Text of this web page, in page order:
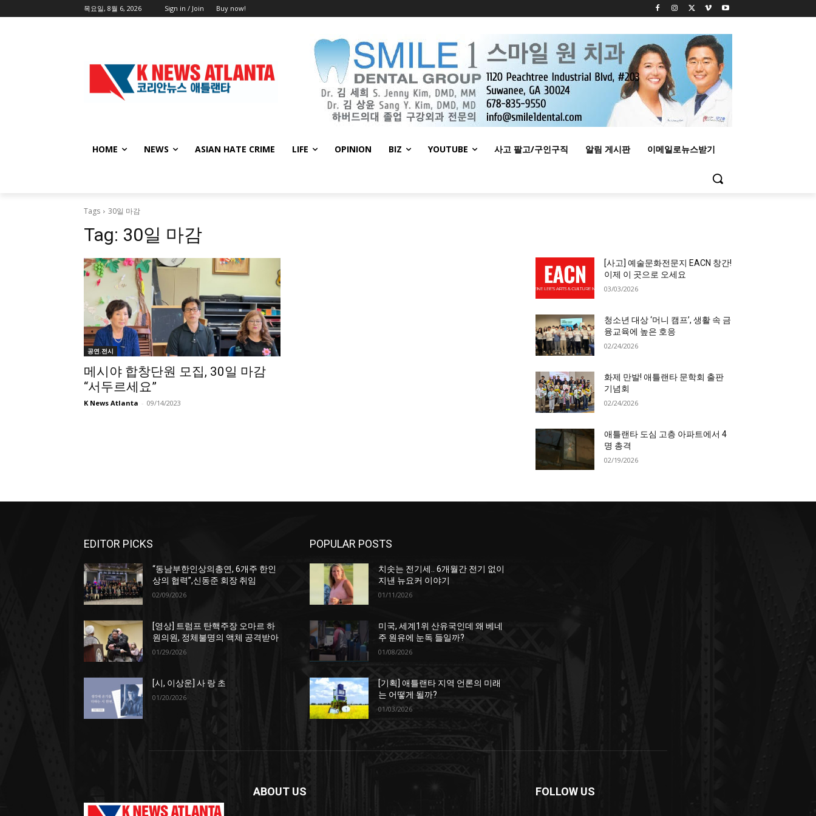
목요일, 8월 6, 2026 Sign in / Join Buy now!
HOME NEWS ASIAN HATE CRIME LIFE OPINION BIZ YOUTUBE 사고 팔고/구인구직 알림 게시판 이메일로뉴스받기
Tags 30일 마감
Tag: 30일 마감
공연.전시
메시야 합창단원 모집, 30일 마감
“서두르세요”
K News Atlanta - 09/14/2023
[사고] 예술문화전문지 EACN 창간!
이제 이 곳으로 오세요
03/03/2026
청소년 대상 ‘머니 캠프’, 생활 속 금
융교육에 높은 호응
02/24/2026
화제 만발! 애틀랜타 문학회 출판
기념회
02/24/2026
애틀랜타 도심 고층 아파트에서 4
명 총격
02/19/2026
EDITOR PICKS
“동남부한인상의총연, 6개주 한인
상의 협력”,신동준 회장 취임
02/09/2026
[영상] 트럼프 탄핵주장 오마르 하
원의원, 정체불명의 액체 공격받아
01/29/2026
[시, 이상운] 사 랑 초
01/20/2026
POPULAR POSTS
치솟는 전기세.. 6개월간 전기 없이
지낸 뉴요커 이야기
01/11/2026
미국, 세계1위 산유국인데 왜 베네
주 원유에 눈독 들일까?
01/08/2026
[기획] 애틀랜타 지역 언론의 미래
는 어떻게 될까?
01/03/2026
ABOUT US FOLLOW US